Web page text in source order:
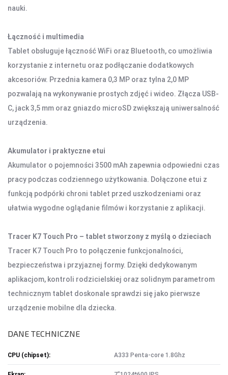
ALKOMATY
ODKURZACZE
ZASILANIE
ŁADOWARKI
nauki.
Łączność i multimedia
Tablet obsługuje łączność WiFi oraz Bluetooth, co umożliwia
korzystanie z internetu oraz podłączanie dodatkowych
akcesoriów. Przednia kamera 0,3 MP oraz tylna 2,0 MP
pozwalają na wykonywanie prostych zdjęć i wideo. Złącza USB-
C, jack 3,5 mm oraz gniazdo microSD zwiększają uniwersalność
urządzenia.
Akumulator i praktyczne etui
Akumulator o pojemności 3500 mAh zapewnia odpowiedni czas
pracy podczas codziennego użytkowania. Dołączone etui z
funkcją podpórki chroni tablet przed uszkodzeniami oraz
ułatwia wygodne oglądanie filmów i korzystanie z aplikacji.
Tracer K7 Touch Pro – tablet stworzony z myślą o dzieciach
Tracer K7 Touch Pro to połączenie funkcjonalności,
bezpieczeństwa i przyjaznej formy. Dzięki dedykowanym
aplikacjom, kontroli rodzicielskiej oraz solidnym parametrom
technicznym tablet doskonale sprawdzi się jako pierwsze
urządzenie mobilne dla dziecka.
DANE TECHNICZNE
CPU (chipset): A333 Penta-core 1.8Ghz